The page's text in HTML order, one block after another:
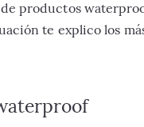
productos
te explico los